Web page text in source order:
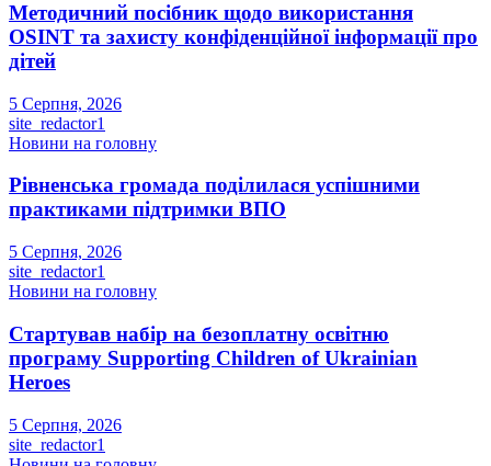
Методичний посібник щодо використання
OSINT та захисту конфіденційної інформації про
дітей
5 Серпня, 2026
site_redactor1
Новини на головну
Рівненська громада поділилася успішними
практиками підтримки ВПО
5 Серпня, 2026
site_redactor1
Новини на головну
Стартував набір на безоплатну освітню
програму Supporting Children of Ukrainian
Heroes
5 Серпня, 2026
site_redactor1